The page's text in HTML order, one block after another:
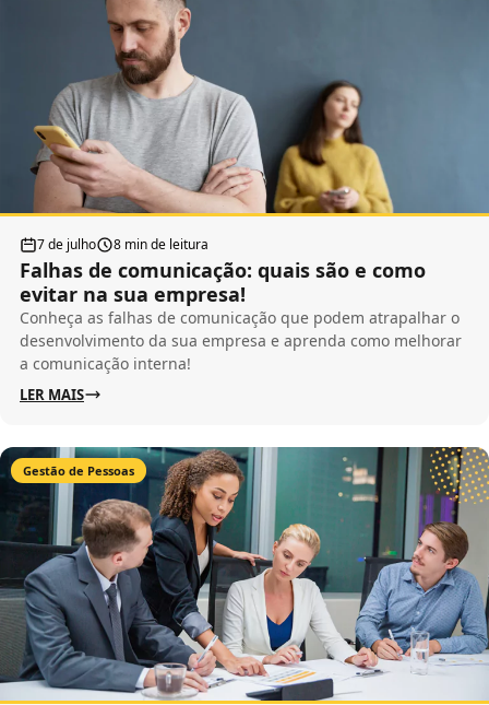
7 de julho 8 min de leitura
Falhas de comunicação: quais são e como
evitar na sua empresa!
Conheça as falhas de comunicação que podem atrapalhar o
desenvolvimento da sua empresa e aprenda como melhorar
a comunicação interna!
LER MAIS
Gestão de Pessoas